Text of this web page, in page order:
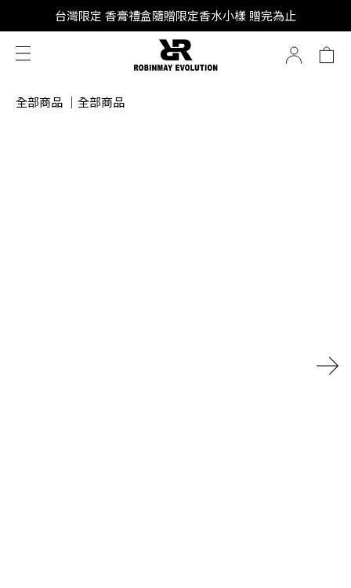
SUPER JUNIOR-D&E 全新代言
台灣限定 香膏禮盒隨贈限定香水小樣 贈完為止
SUPER JUNIOR-D&E 全新代言
全部商品 全部商品